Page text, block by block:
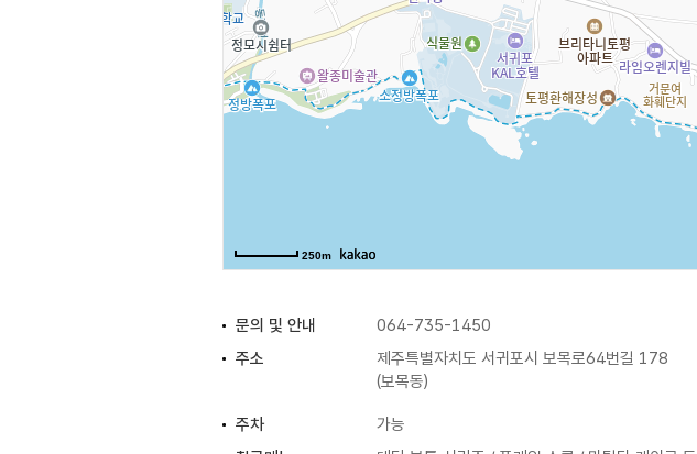
250m
문의 및 안내 064-735-1450
주소
제주특별자치도 서귀포시 보목로64번길 178
(보목동)
주차
가능